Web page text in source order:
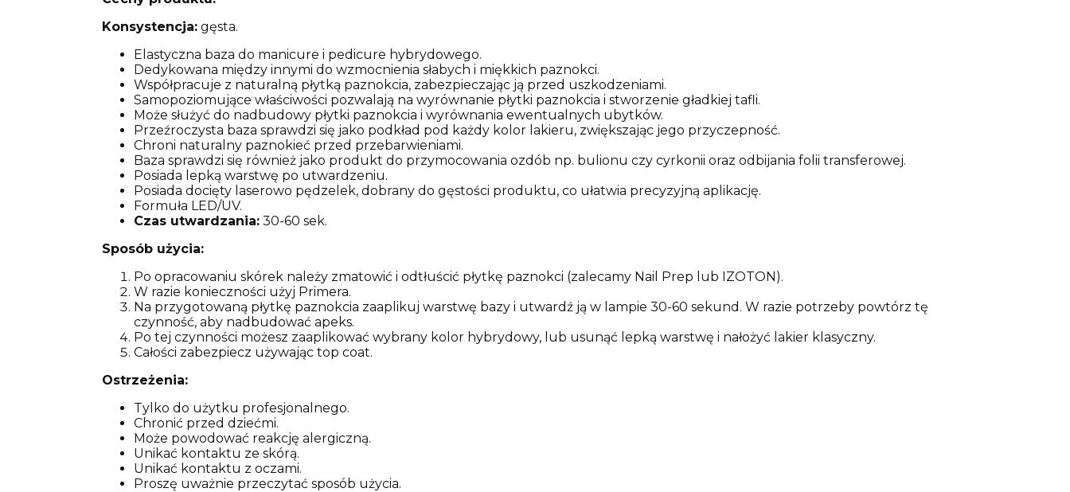
Konsystencja: gęsta.
Elastyczna baza do manicure i pedicure hybrydowego.
Dedykowana między innymi do wzmocnienia słabych i miękkich paznokci.
Współpracuje z naturalną płytką paznokcia, zabezpieczając ją przed uszkodzeniami.
Samopoziomujące właściwości pozwalają na wyrównanie płytki paznokcia i stworzenie gładkiej tafli.
Może służyć do nadbudowy płytki paznokcia i wyrównania ewentualnych ubytków.
Przeźroczysta baza sprawdzi się jako podkład pod każdy kolor lakieru, zwiększając jego przyczepność.
Chroni naturalny paznokieć przed przebarwieniami.
Baza sprawdzi się również jako produkt do przymocowania ozdób np. bulionu czy cyrkonii oraz odbijania folii transferowej.
Posiada lepką warstwę po utwardzeniu.
Posiada docięty laserowo pędzelek, dobrany do gęstości produktu, co ułatwia precyzyjną aplikację.
Formuła LED/UV.
Czas utwardzania: 30-60 sek.
Sposób użycia:
Po opracowaniu skórek należy zmatowić i odtłuścić płytkę paznokci (zalecamy Nail Prep lub IZOTON).
W razie konieczności użyj Primera.
Na przygotowaną płytkę paznokcia zaaplikuj warstwę bazy i utwardź ją w lampie 30-60 sekund. W razie potrzeby powtórz tę
czynność, aby nadbudować apeks.
Po tej czynności możesz zaaplikować wybrany kolor hybrydowy, lub usunąć lepką warstwę i nałożyć lakier klasyczny.
Całości zabezpiecz używając top coat.
Ostrzeżenia:
Tylko do użytku profesjonalnego.
Chronić przed dziećmi.
Może powodować reakcję alergiczną.
Unikać kontaktu ze skórą.
Unikać kontaktu z oczami.
Proszę uważnie przeczytać sposób użycia.